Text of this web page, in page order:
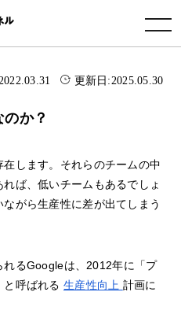
toggle navigation
更新日:2025.05.30
か？
します。それらのチームの中
ば、低いチームもあるでしょ
がら生産性に差が出てしまう
るGoogleは、2012年に「プ
と呼ばれる生産性向上 計画に